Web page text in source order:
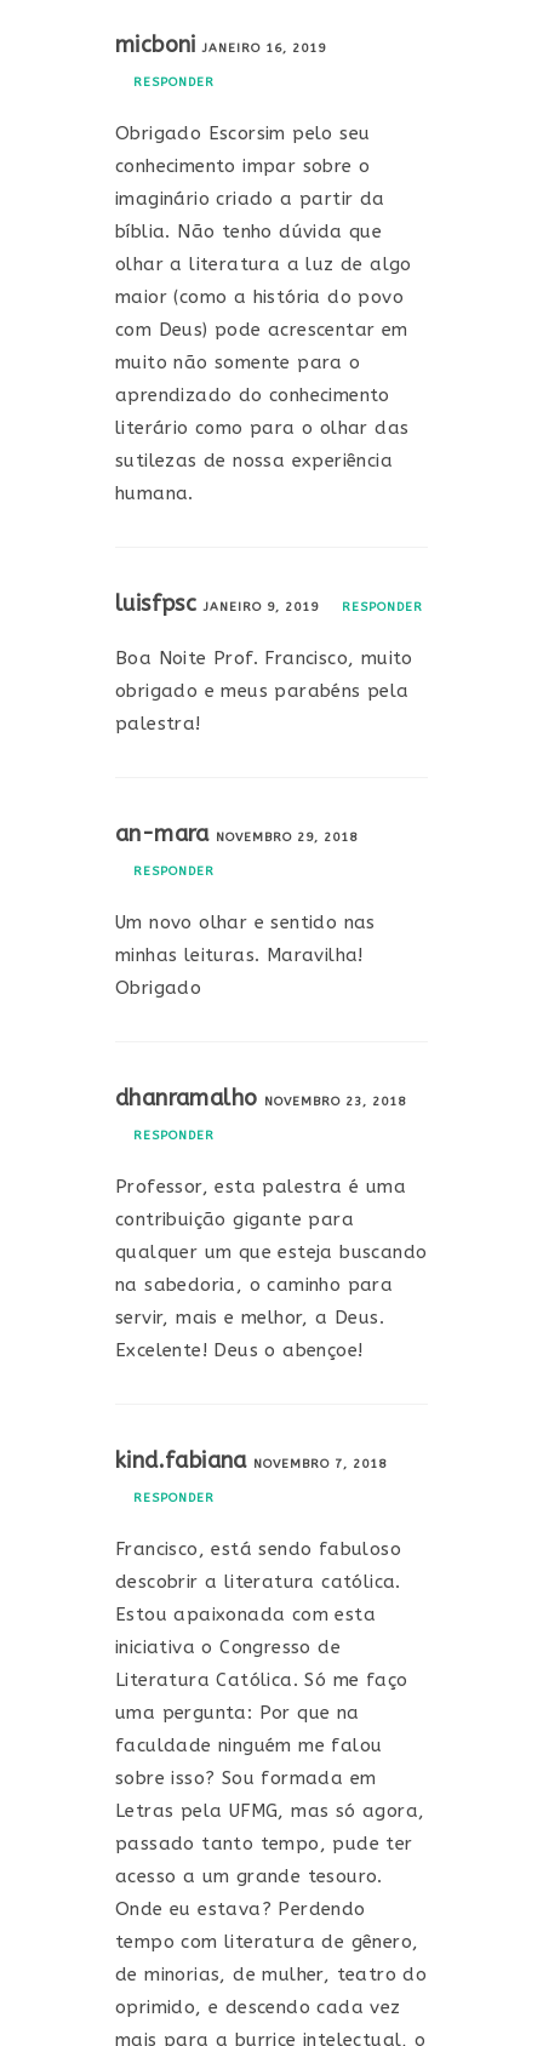
micboniJANEIRO 16, 2019
RESPONDER
Obrigado Escorsim pelo seu
conhecimento impar sobre o
imaginário criado a partir da
bíblia. Não tenho dúvida que
olhar a literatura a luz de algo
maior (como a história do povo
com Deus) pode acrescentar em
muito não somente para o
aprendizado do conhecimento
literário como para o olhar das
sutilezas de nossa experiência
humana.
luisfpscJANEIRO 9, 2019 RESPONDER
Boa Noite Prof. Francisco, muito
obrigado e meus parabéns pela
palestra!
an-mara NOVEMBRO 29, 2018
RESPONDER
Um novo olhar e sentido nas
minhas leituras. Maravilha!
Obrigado
dhanramalho NOVEMBRO 23, 2018
RESPONDER
Professor, esta palestra é uma
contribuição gigante para
qualquer um que esteja buscando
na sabedoria, o caminho para
servir, mais e melhor, a Deus.
Excelente! Deus o abençoe!
kind.fabiana NOVEMBRO 7, 2018
RESPONDER
Francisco, está sendo fabuloso
descobrir a literatura católica.
Estou apaixonada com esta
iniciativa o Congresso de
Literatura Católica. Só me faço
uma pergunta: Por que na
faculdade ninguém me falou
sobre isso? Sou formada em
Letras pela UFMG, mas só agora,
passado tanto tempo, pude ter
acesso a um grande tesouro.
Onde eu estava? Perdendo
tempo com literatura de gênero,
de minorias, de mulher, teatro do
oprimido, e descendo cada vez
mais para a burrice intelectual, o